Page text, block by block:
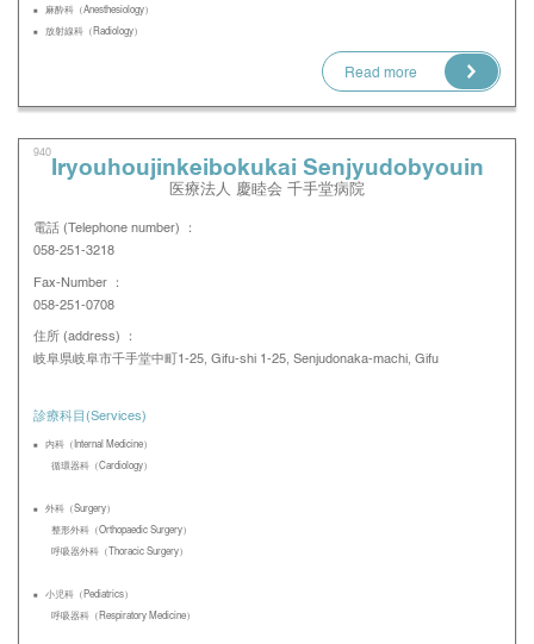
麻酔科（Anesthesiology）
放射線科（Radiology）
Read more
940
Iryouhoujinkeibokukai Senjyudobyouin
医療法人 慶睦会 千手堂病院
電話 (Telephone number) ：
058-251-3218
Fax-Number ：
058-251-0708
住所 (address) ：
岐阜県岐阜市千手堂中町1-25, Gifu-shi 1-25, Senjudonaka-machi, Gifu
診療科目(Services)
内科（Internal Medicine）
循環器科（Cardiology）
外科（Surgery）
整形外科（Orthopaedic Surgery）
呼吸器外科（Thoracic Surgery）
小児科（Pediatrics）
呼吸器科（Respiratory Medicine）